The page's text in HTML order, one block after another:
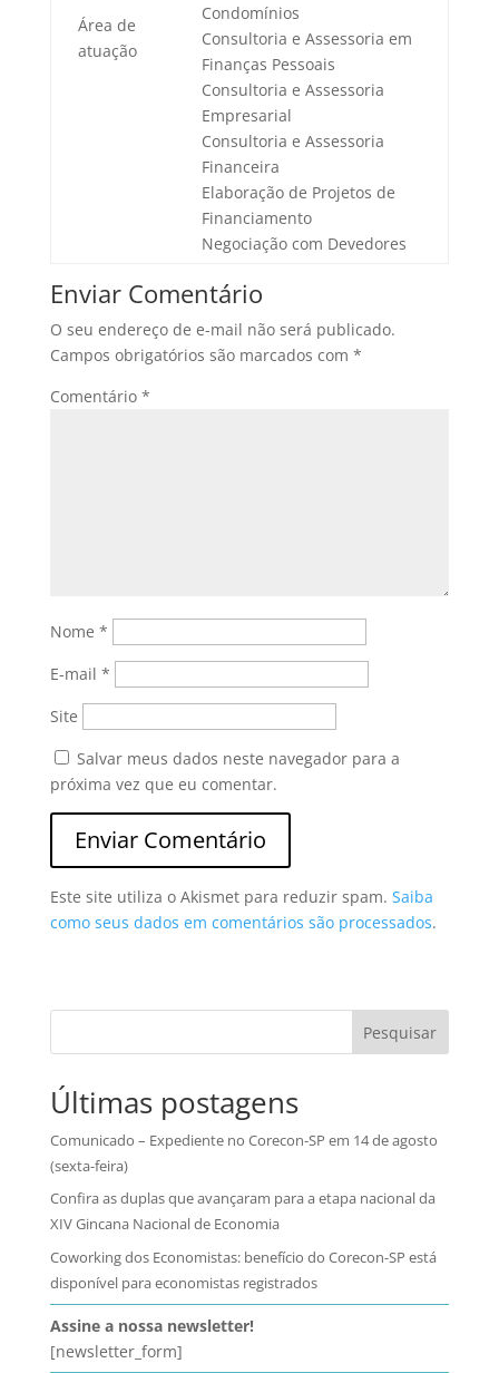
Área de
atuação
Condomínios
Consultoria e Assessoria em
Finanças Pessoais
Consultoria e Assessoria
Empresarial
Consultoria e Assessoria
Financeira
Elaboração de Projetos de
Financiamento
Negociação com Devedores
Enviar Comentário
O seu endereço de e-mail não será publicado.
Campos obrigatórios são marcados com *
Comentário *
Nome *
E-mail *
Site
Salvar meus dados neste navegador para a
próxima vez que eu comentar.
Este site utiliza o Akismet para reduzir spam. Saiba
como seus dados em comentários são processados.
Pesquisar
Últimas postagens
Comunicado – Expediente no Corecon-SP em 14 de agosto
(sexta-feira)
Confira as duplas que avançaram para a etapa nacional da
XIV Gincana Nacional de Economia
Coworking dos Economistas: benefício do Corecon-SP está
disponível para economistas registrados
Assine a nossa newsletter!
[newsletter_form]